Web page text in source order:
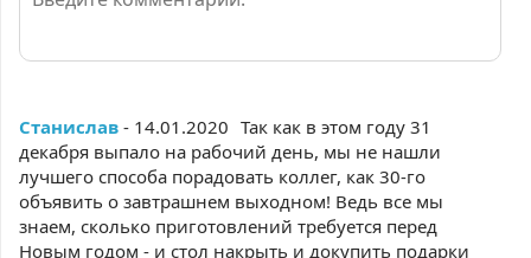
Станислав - 14.01.2020 Так как в этом году 31
декабря выпало на рабочий день, мы не нашли
лучшего способа порадовать коллег, как 30-го
объявить о завтрашнем выходном! Ведь все мы
знаем, сколько приготовлений требуется перед
Новым годом - и стол накрыть и докупить подарки